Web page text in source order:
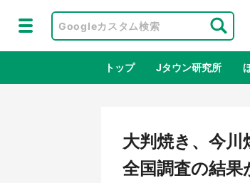
トップ Jタウン研究所
大判焼き、今
全国調査の結果